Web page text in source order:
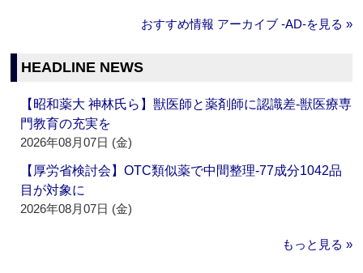
おすすめ情報 アーカイブ ‐AD‐を見る »
HEADLINE NEWS
【昭和薬大 神林氏ら】獣医師と薬剤師に認識差‐獣医療専
門教育の充実を
2026年08月07日 (金)
【厚労省検討会】OTC類似薬で中間整理‐77成分1042品
目が対象に
2026年08月07日 (金)
もっと見る »